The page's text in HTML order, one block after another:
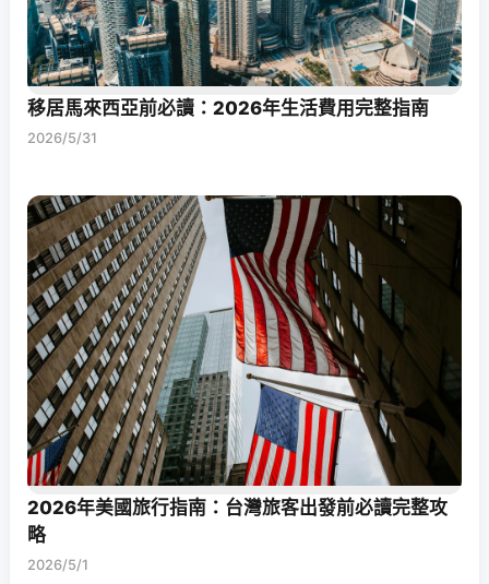
移居馬來西亞前必讀：2026年生活費用完整指南
2026/5/31
2026年美國旅行指南：台灣旅客出發前必讀完整攻
略
2026/5/1